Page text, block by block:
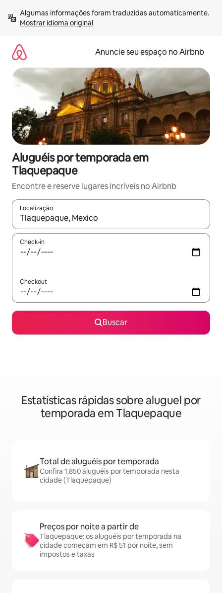
para
Mostrar idioma original
Anuncie seu espaço no Airbnb
Aluguéis por temporada em
Tlaquepaque
Encontre e reserve lugares incríveis no Airbnb
Localização
Quando os resultados estiverem disponíveis, explore-os
Check-in
Checkout
Buscar
Estatísticas rápidas sobre aluguel por
temporada em Tlaquepaque
Total de aluguéis por temporada
Confira 1.850 aluguéis por temporada nesta
cidade (Tlaquepaque)
Preços por noite a partir de
Tlaquepaque: os aluguéis por temporada na
cidade começam em R$ 51 por noite, sem
impostos e taxas